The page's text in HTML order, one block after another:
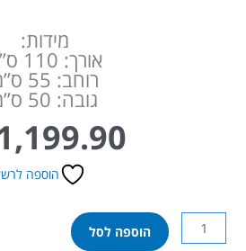
מידות:
אורך: 110 ס”מ
רוחב: 55 ס”מ
גובה: 50 ס”מ
הוספה
כמות
של
הוספה לסל